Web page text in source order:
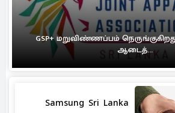
GSP+ மறுவிண்ணப்பம்
ஆடைத்...
Samsung Sri Lanka